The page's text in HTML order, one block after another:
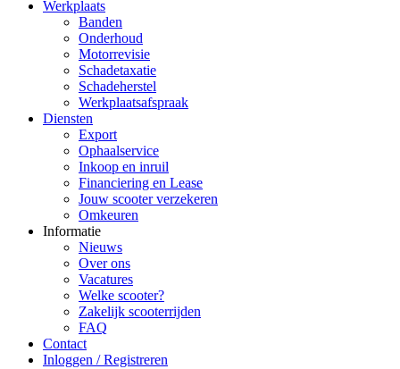
Werkplaats
Banden
Onderhoud
Motorrevisie
Schadetaxatie
Schadeherstel
Werkplaatsafspraak
Diensten
Export
Ophaalservice
Inkoop en inruil
Financiering en Lease
Jouw scooter verzekeren
Omkeuren
Informatie
Nieuws
Over ons
Vacatures
Welke scooter?
Zakelijk scooterrijden
FAQ
Contact
Inloggen / Registreren